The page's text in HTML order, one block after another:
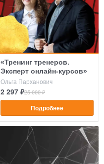
«Тренинг тренеров.
Эксперт онлайн-курсов»
Ольга Парханович
2 297 ₽25 000 ₽
Подробнее